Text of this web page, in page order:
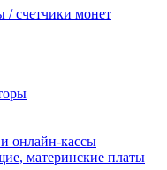
счетчики монет
онлайн-кассы
материнские платы